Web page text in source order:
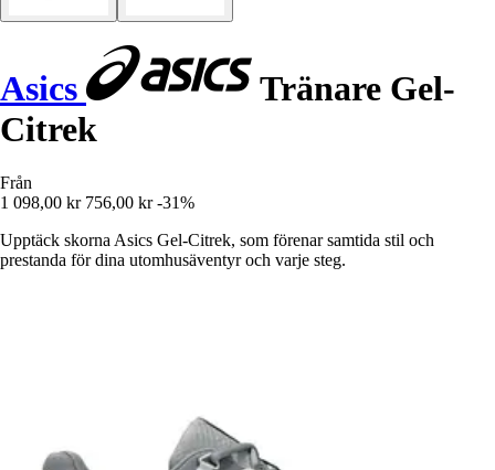
Asics
Tränare Gel-
Citrek
Från
1 098,00 kr 756,00 kr -31%
Upptäck skorna Asics Gel-Citrek, som förenar samtida stil och
prestanda för dina utomhusäventyr och varje steg.